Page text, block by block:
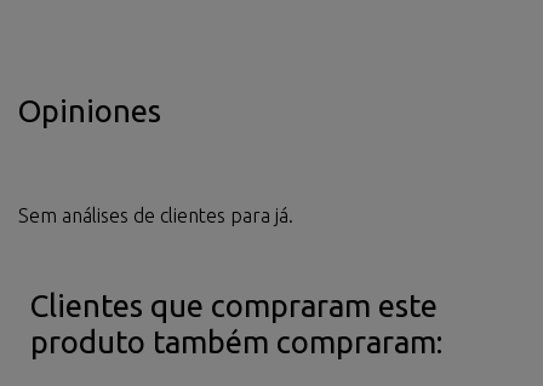
Opiniones
Sem análises de clientes para já.
Clientes que compraram este
produto também compraram: